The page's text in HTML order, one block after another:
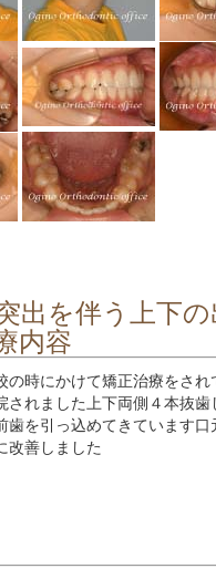
出を伴う上下
内容
の時にかけて矯正治療をさ
されました上下両側４本抜歯
歯を引っ込めてきています口
改善しました